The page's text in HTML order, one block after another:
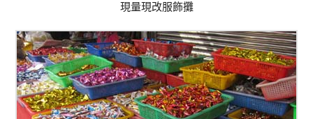
現量現改服飾攤